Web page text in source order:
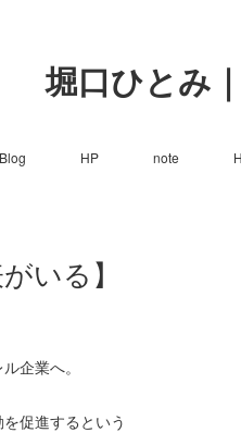
堀口ひとみ
Blog HP note
いる】
企業へ。
促進するという